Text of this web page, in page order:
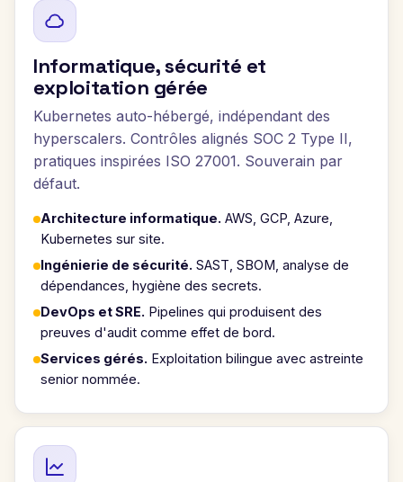
Informatique, sécurité et
exploitation gérée
Kubernetes auto-hébergé, indépendant des
hyperscalers. Contrôles alignés SOC 2 Type II,
pratiques inspirées ISO 27001. Souverain par
défaut.
Architecture informatique. AWS, GCP, Azure,
Kubernetes sur site.
Ingénierie de sécurité. SAST, SBOM, analyse de
dépendances, hygiène des secrets.
DevOps et SRE. Pipelines qui produisent des
preuves d'audit comme effet de bord.
Services gérés. Exploitation bilingue avec astreinte
senior nommée.